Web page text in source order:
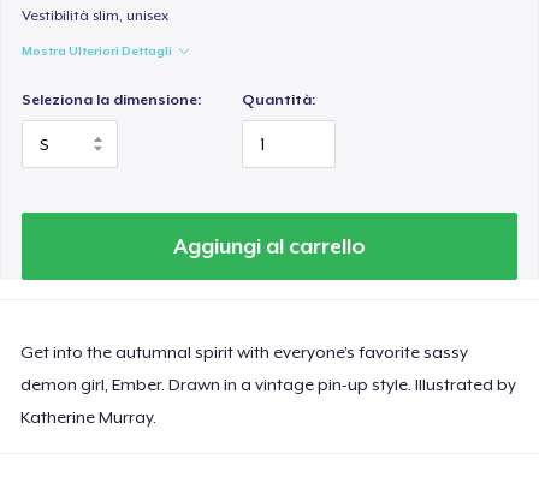
Vestibilità slim, unisex
Mostra Ulteriori Dettagli
Seleziona la dimensione: Quantità:
Aggiungi al carrello
Get into the autumnal spirit with everyone’s favorite sassy
demon girl, Ember. Drawn in a vintage pin-up style. Illustrated by
Katherine Murray.